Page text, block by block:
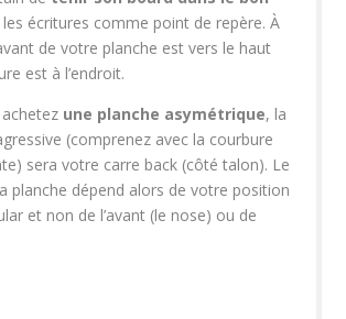
les écritures comme point de repère. À
de votre planche est vers le haut
est à l’endroit.
une planche asymétrique, la
(comprenez avec la courbure
sera votre carre back (côté talon). Le
planche dépend alors de votre position
et non de l’avant (le nose) ou de